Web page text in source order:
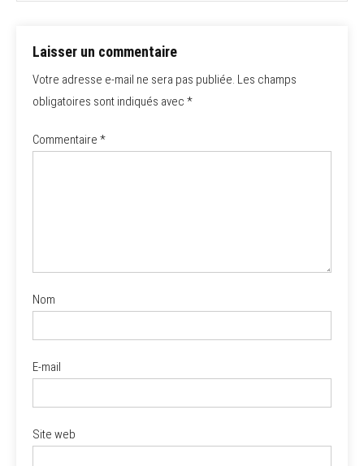
Laisser un commentaire
Votre adresse e-mail ne sera pas publiée. Les champs
obligatoires sont indiqués avec *
Commentaire *
Nom
E-mail
Site web